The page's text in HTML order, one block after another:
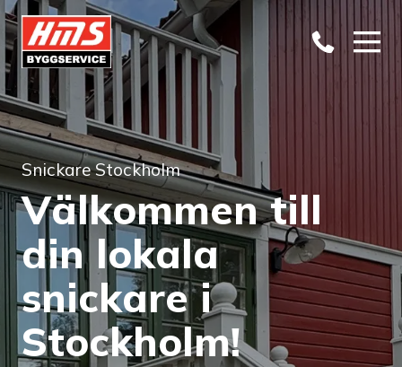
Snickare Stockholm
Välkommen till
din lokala
snickare i
Stockholm!